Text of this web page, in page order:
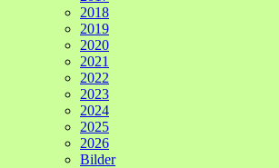
2018
2019
2020
2021
2022
2023
2024
2025
2026
Bilder